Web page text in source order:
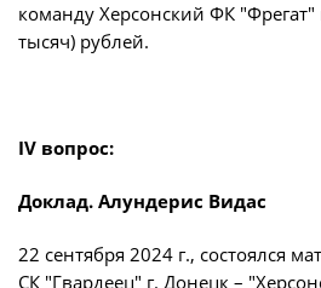
команду Херсонский ФК "Фрегат"
тысяч) рублей.
IV вопрос:
Доклад. Алундерис Видас
22 сентября 2024 г., состоялся
СК "Гвардеец" г. Донецк –